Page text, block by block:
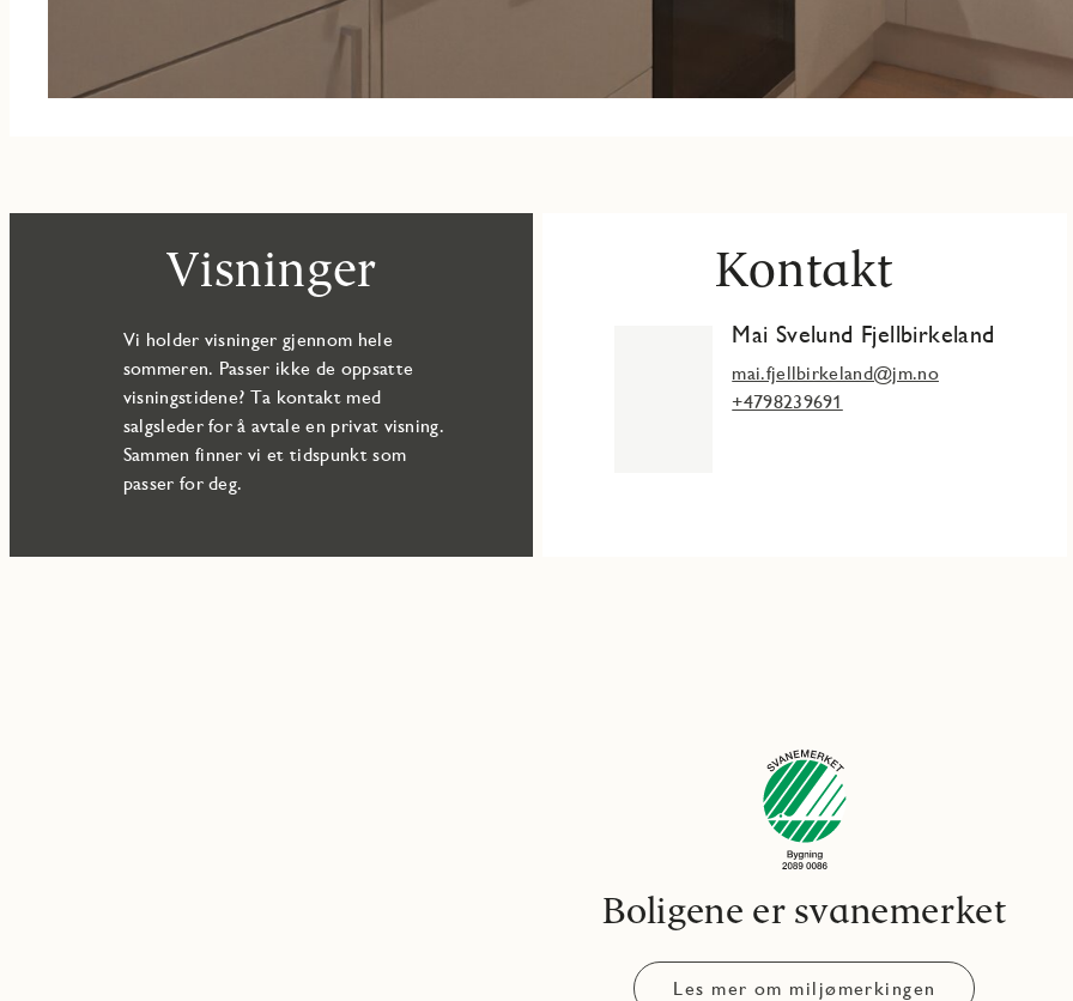
Visninger
Vi holder visninger gjennom hele
sommeren. Passer ikke de oppsatte
visningstidene? Ta kontakt med
salgsleder for å avtale en privat visning.
Sammen finner vi et tidspunkt som
passer for deg.
Kontakt
Mai Svelund Fjellbirkeland
mai.fjellbirkeland@jm.no
+4798239691
Boligene er svanemerket
Les mer om miljømerkingen